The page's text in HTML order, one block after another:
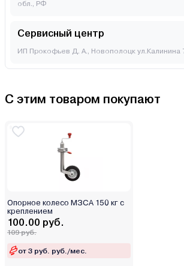
обл., РФ
Сервисный центр
ИП Прокофьев Д. А., Новополоцк ул.Калинина
С этим товаром покупают
Опорное колесо МЗСА 150 кг с
креплением
100.00 руб.
109 руб.
от 3 руб. руб./мес.